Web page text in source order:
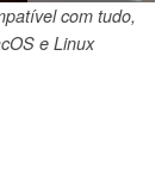
com tudo,
e Linux